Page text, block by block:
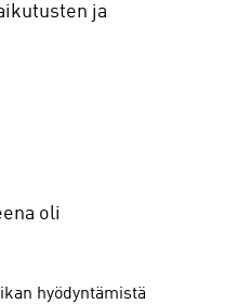
ja
oli
hyödyntämistä